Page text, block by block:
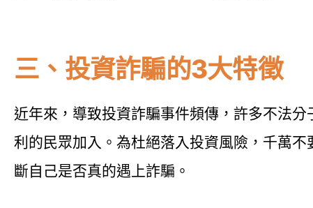
三、投資詐騙的3大特徵
近年來，導致投資詐騙事件頻傳，許多不法
利的民眾加入。為杜絕落入投資風險，千萬
斷自己是否真的遇上詐騙。